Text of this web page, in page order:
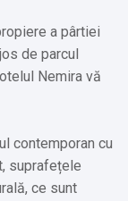
a pârtiei
de parcul
Nemira vă
contemporan cu
suprafețele
ce sunt